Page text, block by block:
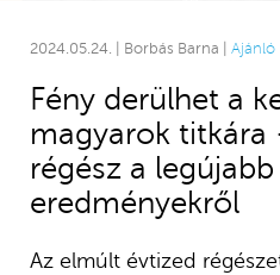
2024.05.24. | Borbás Barna | Ajánló
Fény derülhet a
magyarok titkára
régész a
eredményekről
Az elmúlt évtized